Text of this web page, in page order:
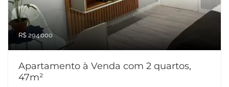
R$ 294.000
Apartamento à Venda com 2 quartos,
47m²